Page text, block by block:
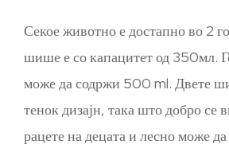
Секое животно е достапно во 2
шише е со капацитет од 350мл.
може да содржи 500 ml. Двете
тенок дизајн, така што добро се
рацете на децата и лесно може